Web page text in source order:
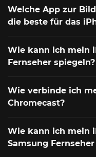
Welche App zur
die beste für das
Wie kann ich mein
Fernseher spiegeln?
Wie verbinde ich
Chromecast?
Wie kann ich mein
Samsung